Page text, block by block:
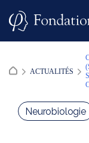
ACTUALITÉS
Neurobiologie